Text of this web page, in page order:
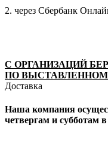
2. через Сбербанк
С ОРГАНИЗАЦИЙ
ПО
Доставка
Наша компания
четвергам и субботам